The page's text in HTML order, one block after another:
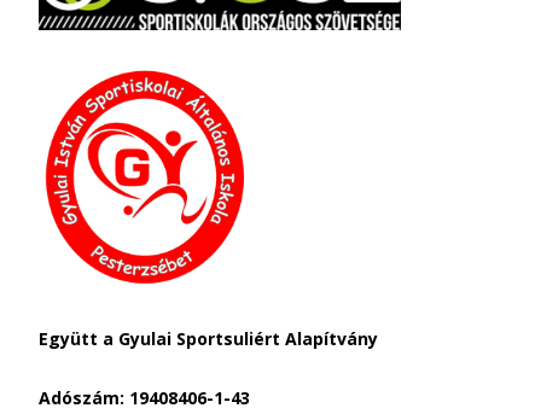
Együtt a Gyulai Sportsuliért Alapítvány
Adószám: 19408406-1-43